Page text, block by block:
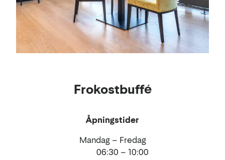
Frokostbuffé
Åpningstider
Mandag – Fredag
06:30 – 10:00